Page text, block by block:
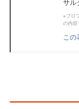
サル
※プロ
の内容
この